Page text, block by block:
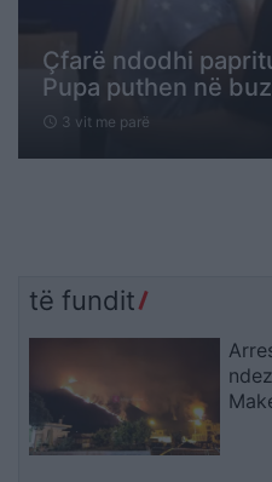
Çfarë ndodhi
Pupa puthen në
schedule 3 vit me parë
të fundit